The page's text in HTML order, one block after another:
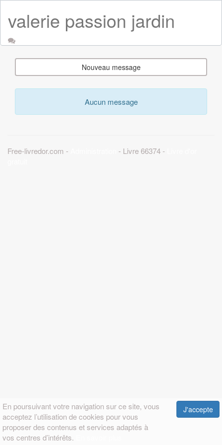
En poursuivant votre navigation sur ce site, vous
acceptez l’utilisation de cookies pour vous
proposer des contenus et services adaptés à
vos centres d’intérêts.
J'accepte
valerie passion jardin
Nouveau message
Aucun message
Free-livredor.com - - Livre 66374 -